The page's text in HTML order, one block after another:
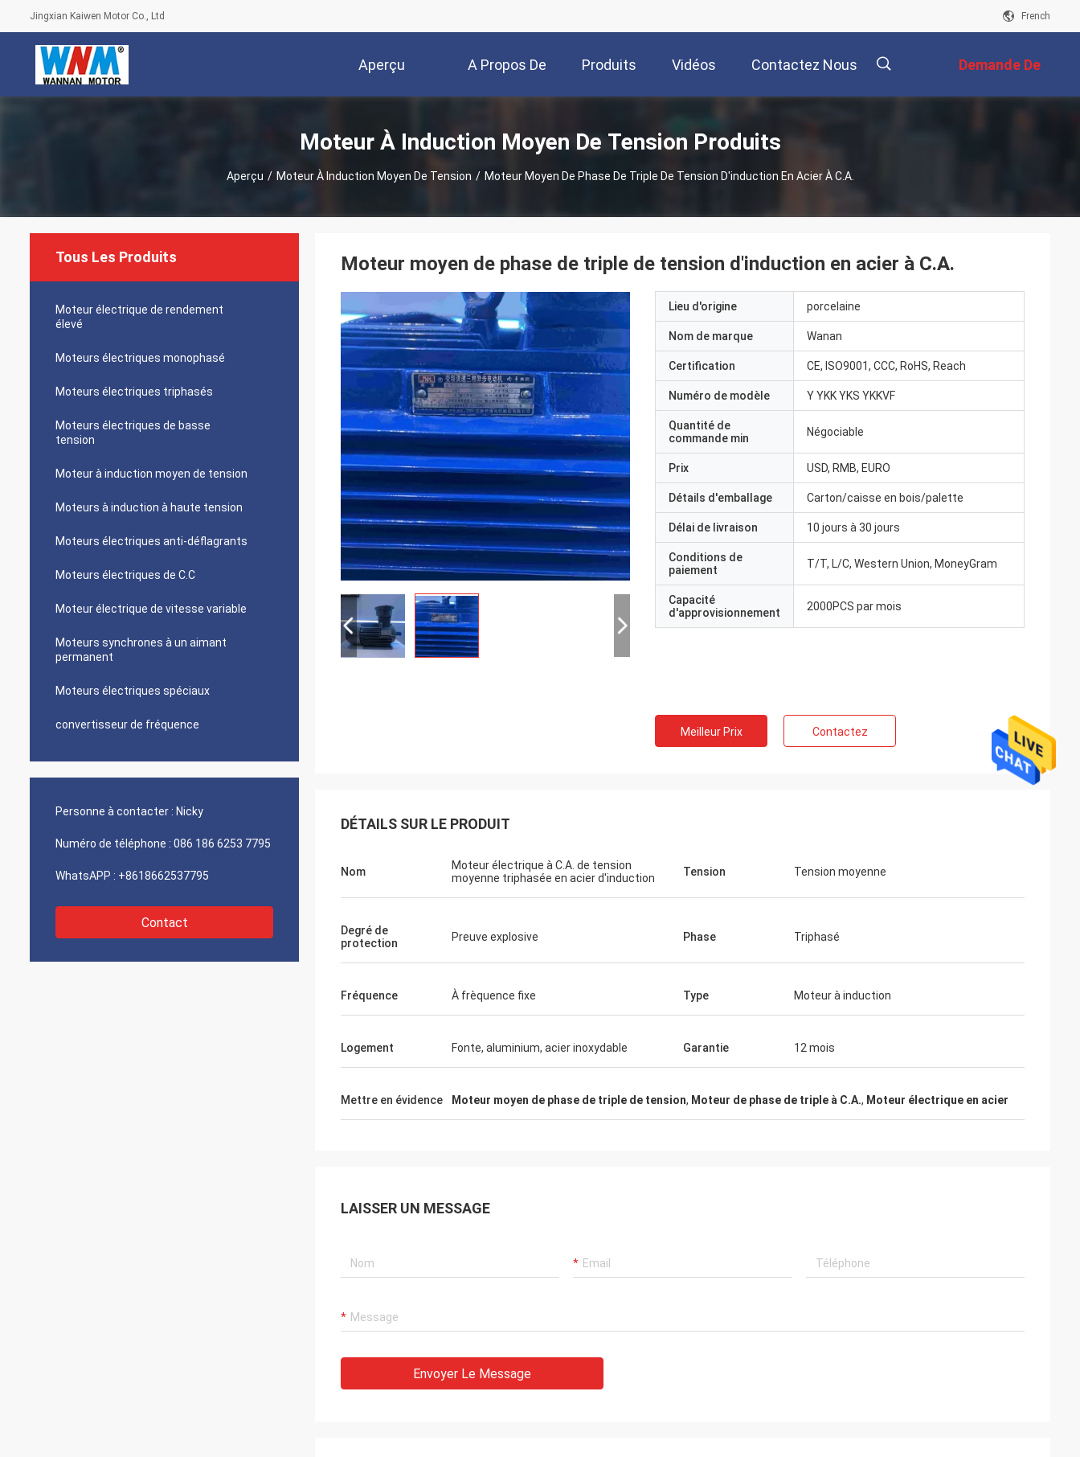
Jingxian Kaiwen Motor Co., Ltd French
Aperçu A Propos De
Nous
Produits Vidéos Contactez Nous Demande De
Soumission
Moteur À Induction Moyen De Tension Produits
Aperçu / Moteur À Induction Moyen De Tension / Moteur Moyen De Phase De Triple De Tension D'induction En Acier À C.A.
Tous Les Produits
Moteur électrique de rendement
élevé
Moteurs électriques monophasé
Moteurs électriques triphasés
Moteurs électriques de basse
tension
Moteur à induction moyen de tension
Moteurs à induction à haute tension
Moteurs électriques anti-déflagrants
Moteurs électriques de C.C
Moteur électrique de vitesse variable
Moteurs synchrones à un aimant
permanent
Moteurs électriques spéciaux
convertisseur de fréquence
Personne à contacter : Nicky
Numéro de téléphone : 086 186 6253 7795
WhatsAPP : +8618662537795
Contact
Moteur moyen de phase de triple de tension d'induction en acier à C.A.
Lieu d'origine porcelaine
Nom de marque Wanan
Certification CE, ISO9001, CCC, RoHS, Reach
Numéro de modèle Y YKK YKS YKKVF
Quantité de
commande min
Négociable
Prix USD, RMB, EURO
Détails d'emballage Carton/caisse en bois/palette
Délai de livraison 10 jours à 30 jours
Conditions de
paiement
T/T, L/C, Western Union, MoneyGram
Capacité
d'approvisionnement
2000PCS par mois
Meilleur Prix Contactez
DÉTAILS SUR LE PRODUIT
Nom
Moteur électrique à C.A. de tension
moyenne triphasée en acier d'induction
Tension Tension moyenne
Degré de
protection
Preuve explosive Phase Triphasé
Fréquence À frèquence fixe Type Moteur à induction
Logement Fonte, aluminium, acier inoxydable Garantie 12 mois
Mettre en évidence Moteur moyen de phase de triple de tension, Moteur de phase de triple à C.A., Moteur électrique en acier
LAISSER UN MESSAGE
Envoyer Le Message